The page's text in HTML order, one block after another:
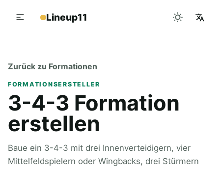
Lineup11
Zurück zu Formationen
FORMATIONSERSTELLER
3-4-3 Formation
erstellen
Baue ein 3-4-3 mit drei Innenverteidigern, vier
Mittelfeldspielern oder Wingbacks, drei Stürmern